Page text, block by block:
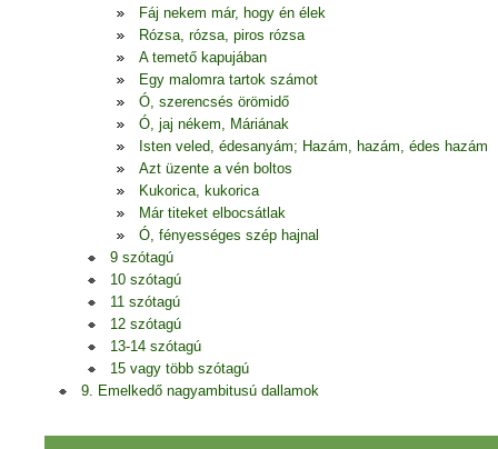
Fáj nekem már, hogy én élek
Rózsa, rózsa, piros rózsa
A temető kapujában
Egy malomra tartok számot
Ó, szerencsés örömidő
Ó, jaj nékem, Máriának
Isten veled, édesanyám; Hazám, hazám, édes hazám
Azt üzente a vén boltos
Kukorica, kukorica
Már titeket elbocsátlak
Ó, fényességes szép hajnal
9 szótagú
10 szótagú
11 szótagú
12 szótagú
13-14 szótagú
15 vagy több szótagú
9. Emelkedő nagyambitusú dallamok